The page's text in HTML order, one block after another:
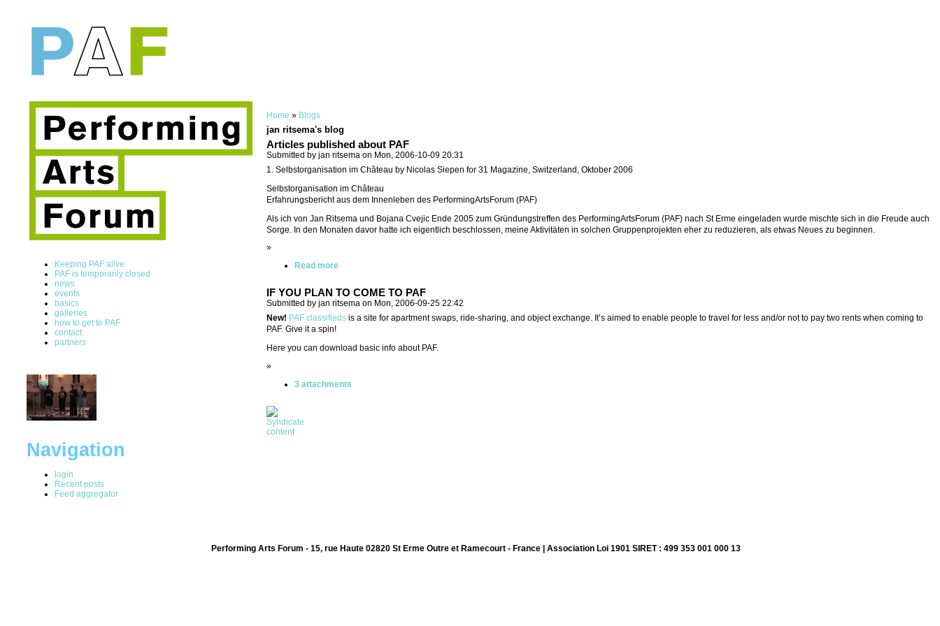
Keeping PAF alive
PAF is temporarily closed
news
events
basics
galleries
how to get to PAF
contact
partners
Navigation
login
Recent posts
Feed aggregator
Home » Blogs
jan ritsema's blog
Articles published about PAF
Submitted by jan ritsema on Mon, 2006-10-09 20:31
1. Selbstorganisation im Château by Nicolas Siepen for 31 Magazine, Switzerland, Oktober 2006
Selbstorganisation im Château
Erfahrungsbericht aus dem Innenleben des PerformingArtsForum (PAF)
Als ich von Jan Ritsema und Bojana Cvejic Ende 2005 zum Gründungstreffen des PerformingArtsForum (PAF) nach St Erme eingeladen wurde mischte sich in die Freude auch
Sorge. In den Monaten davor hatte ich eigentlich beschlossen, meine Aktivitäten in solchen Gruppenprojekten eher zu reduzieren, als etwas Neues zu beginnen.
»
Read more
IF YOU PLAN TO COME TO PAF
Submitted by jan ritsema on Mon, 2006-09-25 22:42
New! PAF classifieds is a site for apartment swaps, ride-sharing, and object exchange. It’s aimed to enable people to travel for less and/or not to pay two rents when coming to
PAF. Give it a spin!
Here you can download basic info about PAF.
»
3 attachments
Performing Arts Forum - 15, rue Haute 02820 St Erme Outre et Ramecourt - France | Association Loi 1901 SIRET : 499 353 001 000 13